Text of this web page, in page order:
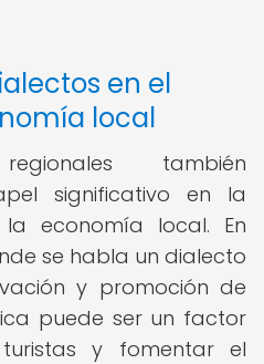
en el
local
también
significativo en la
economía local. En
se habla un dialecto
y promoción de
puede ser un factor
y fomentar el